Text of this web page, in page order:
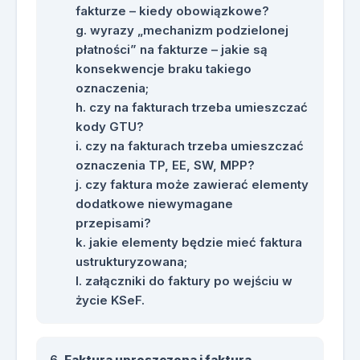
fakturze – kiedy obowiązkowe?
wyrazy „mechanizm podzielonej
płatności” na fakturze – jakie są
konsekwencje braku takiego
oznaczenia;
czy na fakturach trzeba umieszczać
kody GTU?
czy na fakturach trzeba umieszczać
oznaczenia TP, EE, SW, MPP?
czy faktura może zawierać elementy
dodatkowe niewymagane
przepisami?
jakie elementy będzie mieć faktura
ustrukturyzowana;
załączniki do faktury po wejściu w
życie KSeF.